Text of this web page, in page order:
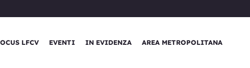
LFCV EVENTI IN EVIDENZA AREA METROPOLITANA